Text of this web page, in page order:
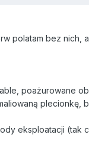
polatam bez nich,
poażurowane
plecionkę,
eksploatacji (tak